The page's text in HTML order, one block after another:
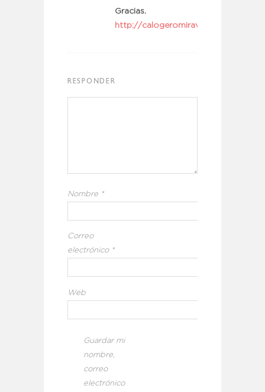
Gracias.
http://
RESPONDER
Nombre *
Correo
electrónico *
Web
Guardar mi
nombre,
correo
electrónico